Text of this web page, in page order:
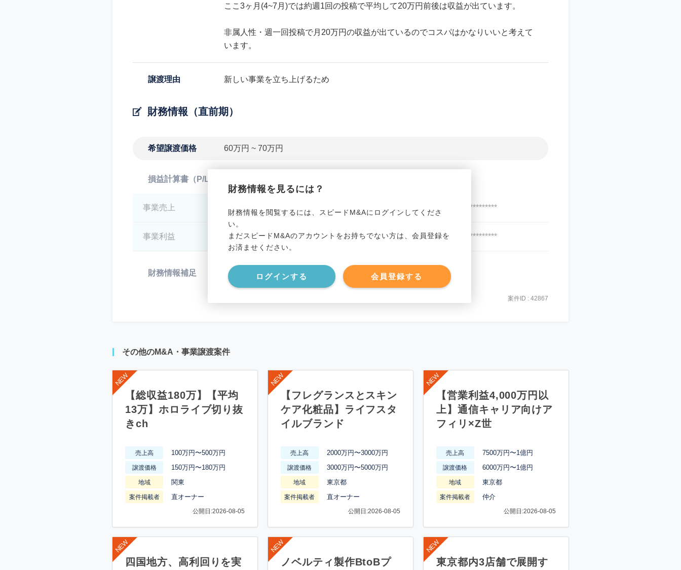
ここ3ヶ月(4~7月)では約週1回の投稿で平均して20万円前後は収益が出ています。
非属人性・週一回投稿で月20万円の収益が出ているのでコスパはかなりいいと考えて
います。
譲渡理由 新しい事業を立ち上げるため
財務情報（直前期）
希望譲渡価格 60万円 ~ 70万円
財務情報を見るには？
財務情報を閲覧するには、スピードM&Aにログインしてくださ
い。
まだスピードM&Aのアカウントをお持ちでない方は、会員登録を
お済ませください。
ログインする 会員登録する
損益計算書（P/L）
事業売上 ********************
事業利益 ********************
事業資産 ********************
事業負債 ********************
財務情報補足 ********************
案件ID : 42867
その他のM&A・事業譲渡案件
【総収益180万】【平均
13万】ホロライブ切り抜
きch
売上高 100万円〜500万円
譲渡価格 150万円〜180万円
地域 関東
案件掲載者 直オーナー
公開日:2026-08-05
【フレグランスとスキン
ケア化粧品】ライフスタ
イルブランド
売上高 2000万円〜3000万円
譲渡価格 3000万円〜5000万円
地域 東京都
案件掲載者 直オーナー
公開日:2026-08-05
【営業利益4,000万円以
上】通信キャリア向けア
フィリ×Z世
売上高 7500万円〜1億円
譲渡価格 6000万円〜1億円
地域 東京都
案件掲載者 仲介
公開日:2026-08-05
四国地方、高利回りを実
ノベルティ製作BtoBプ
東京都内3店舗で展開す